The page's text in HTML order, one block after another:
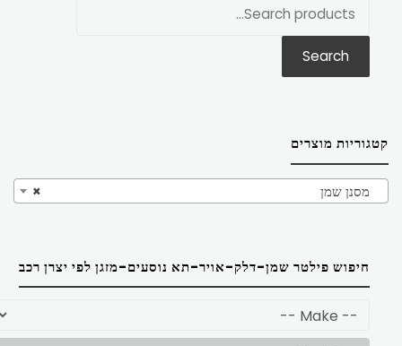
Search
קטגוריות מוצרים
× מסנן שמן
חיפוש פילטר שמן-דלק-אויר-תא נוסעים-מזגן לפי יצרן רכב